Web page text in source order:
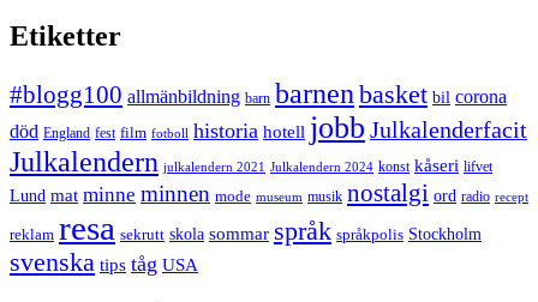
Etiketter
#blogg100 allmänbildning barn barnen basket bil corona
död England fest film fotboll historia hotell jobb Julkalenderfacit
Julkalendern julkalendern 2021 Julkalendern 2024 konst kåseri lifvet
Lund mat minne minnen mode museum musik nostalgi ord radio recept
reklam resa sekrutt skola sommar språk språkpolis Stockholm
svenska tips tåg USA